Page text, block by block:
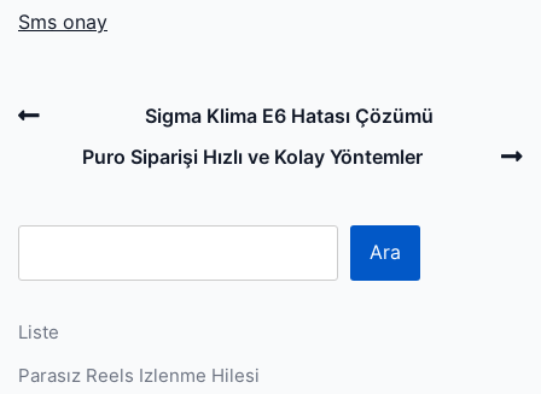
Sms onay
Post
navigation
Previous
Sigma Klima E6 Hatası Çözümü
Puro Siparişi Hızlı ve Kolay Yöntemler
Ara
Liste
Parasız Reels Izlenme Hilesi